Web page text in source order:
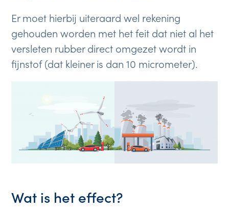
Er moet hierbij uiteraard wel rekening
gehouden worden met het feit dat niet al het
versleten rubber direct omgezet wordt in
fijnstof (dat kleiner is dan 10 micrometer).
Wat is het effect?